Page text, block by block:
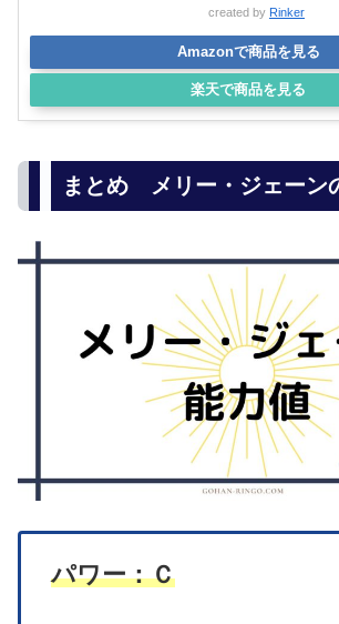
created by Rinker
Amazonで商品を見る
楽天で商品を見る
まとめ メリー・ジェーン
パワー：Ｃ